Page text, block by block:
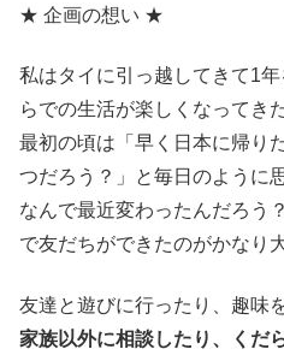
★ 企画の想い ★
私はタイに引っ越してきて1
らでの生活が楽しくなってき
最初の頃は「早く日本に帰り
つだろう？」と毎日のように
なんで最近変わったんだろう
で友だちができたのがかなり
友達と遊びに行ったり、趣味
家族以外に相談したり、くだ